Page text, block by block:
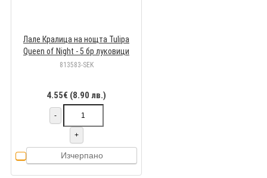
Лале Кралица на нощта Tulipa
Queen of Night - 5 бр луковици
813583-SEK
4.55€ (8.90 лв.)
-
+
Изчерпано